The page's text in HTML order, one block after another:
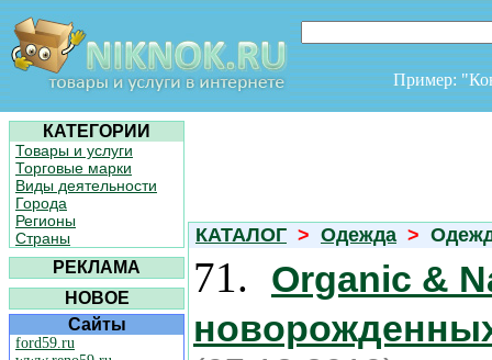
Пример:
КАТЕГОРИИ
Товары и услуги
Торговые марки
Виды деятельности
Города
Регионы
Страны
РЕКЛАМА
НОВОЕ
Сайты
ford59.ru
КАТАЛОГ > Одежда >
71.
Organic &